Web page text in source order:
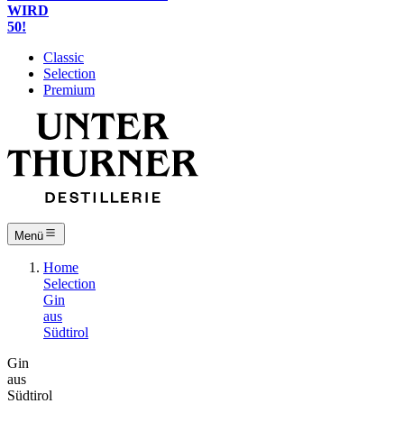
WIRD
50!
Classic
Selection
Premium
Menü
Home
Selection
Gin
aus
Südtirol
Gin
aus
Südtirol